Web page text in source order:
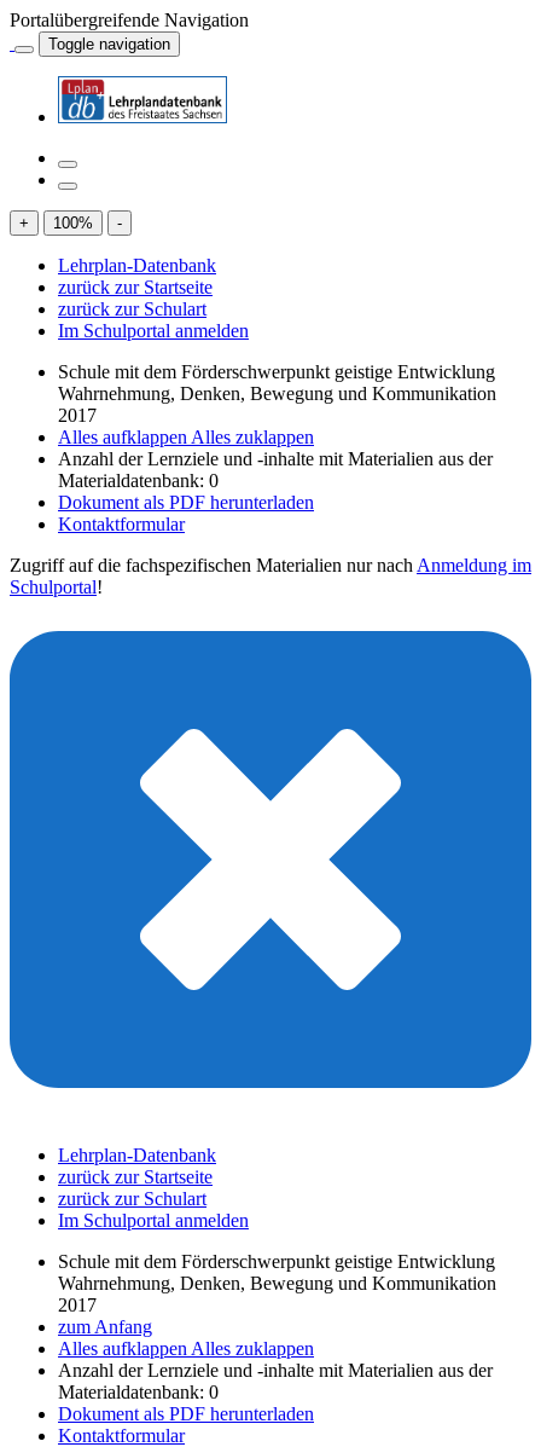
Portalübergreifende Navigation
Toggle navigation
+ 100% -
Lehrplan-Datenbank
zurück zur Startseite
zurück zur Schulart
Im Schulportal anmelden
Schule mit dem Förderschwerpunkt geistige Entwicklung
Wahrnehmung, Denken, Bewegung und Kommunikation
2017
Alles aufklappen Alles zuklappen
Anzahl der Lernziele und -inhalte mit Materialien aus der
Materialdatenbank: 0
Dokument als PDF herunterladen
Kontaktformular
Zugriff auf die fachspezifischen Materialien nur nach Anmeldung im
Schulportal!
Lehrplan-Datenbank
zurück zur Startseite
zurück zur Schulart
Im Schulportal anmelden
Schule mit dem Förderschwerpunkt geistige Entwicklung
Wahrnehmung, Denken, Bewegung und Kommunikation
2017
zum Anfang
Alles aufklappen Alles zuklappen
Anzahl der Lernziele und -inhalte mit Materialien aus der
Materialdatenbank: 0
Dokument als PDF herunterladen
Kontaktformular